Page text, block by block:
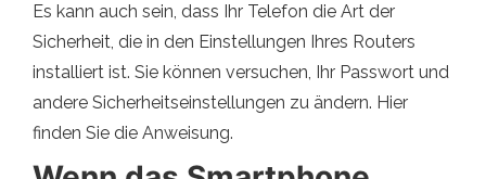
Es kann auch sein, dass Ihr Telefon die Art der
Sicherheit, die in den Einstellungen Ihres Routers
installiert ist. Sie können versuchen, Ihr Passwort und
andere Sicherheitseinstellungen zu ändern. Hier
finden Sie die Anweisung.